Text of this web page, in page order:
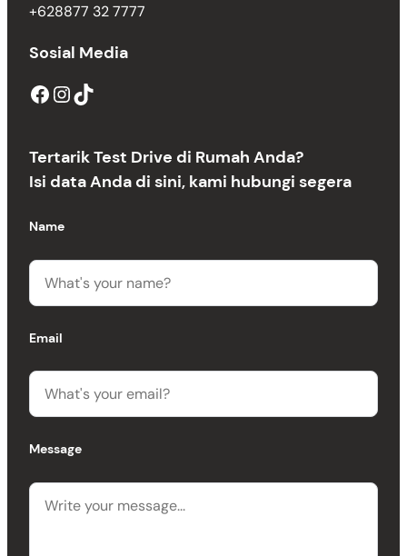
+628877 32 7777
Sosial Media
Facebook InstagramTikTok
Tertarik Test Drive di Rumah Anda?
Isi data Anda di sini, kami hubungi segera
Name
Email
Message